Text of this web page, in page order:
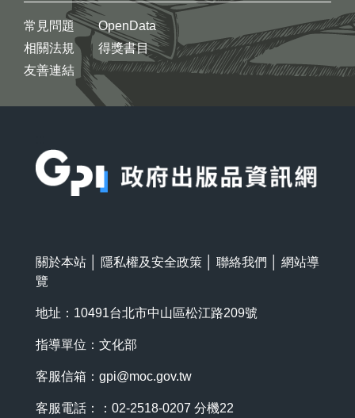
常見問題
相關法規
友善連結
OpenData
得獎書目
關於本站 隱私權及安全政策 聯絡我們
網站導
覽
地址：10491台北市中山區松江路209號
指導單位：文化部
客服信箱： gpi@moc.gov.tw
客服電話：：02-2518-0207 分機22